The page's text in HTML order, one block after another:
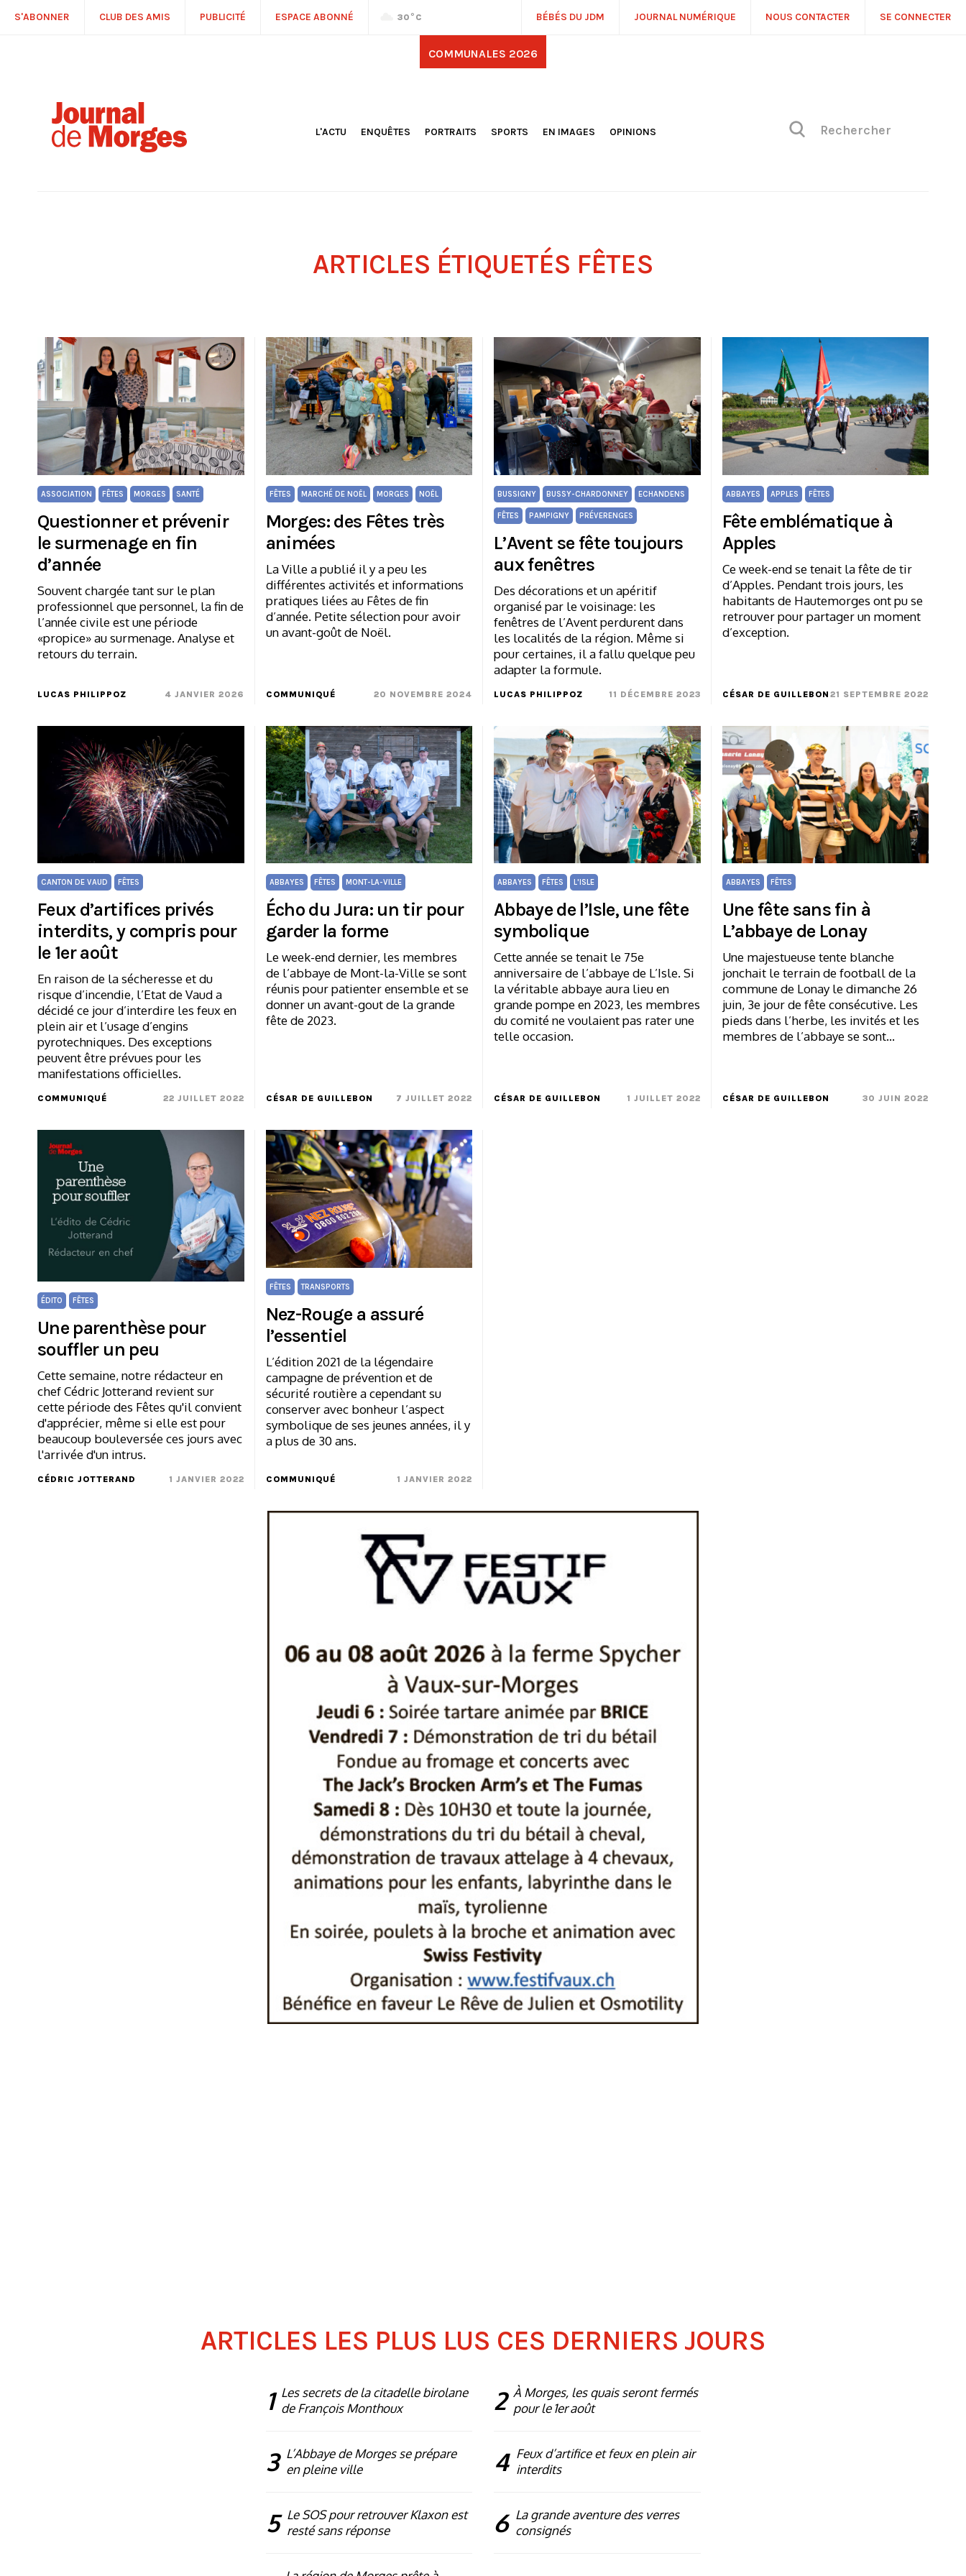
S'ABONNER CLUB DES AMIS PUBLICITÉ ESPACE ABONNÉ 30 °C BÉBÉS DU JDM JOURNAL NUMÉRIQUE NOUS CONTACTER SE CONNECTER
COMMUNALES 2026
L'ACTU
ENQUÊTES PORTRAITS
SPORTS
EN IMAGES
OPINIONS
ARTICLES ÉTIQUETÉS FÊTES
ASSOCIATION FÊTES MORGES SANTÉ
Questionner et prévenir
le surmenage en fin
d’année
Souvent chargée tant sur le plan
professionnel que personnel, la fin de
l’année civile est une période
«propice» au surmenage. Analyse et
retours du terrain.
LUCAS PHILIPPOZ 4 JANVIER 2026
FÊTES MARCHÉ DE NOËL MORGES NOËL
Morges: des Fêtes très
animées
La Ville a publié il y a peu les
différentes activités et informations
pratiques liées au Fêtes de fin
d’année. Petite sélection pour avoir
un avant-goût de Noël.
COMMUNIQUÉ 20 NOVEMBRE 2024
BUSSIGNY BUSSY-CHARDONNEY ECHANDENS
FÊTES PAMPIGNY PRÉVERENGES
L’Avent se fête toujours
aux fenêtres
Des décorations et un apéritif
organisé par le voisinage: les
fenêtres de l’Avent perdurent dans
les localités de la région. Même si
pour certaines, il a fallu quelque peu
adapter la formule.
LUCAS PHILIPPOZ 11 DÉCEMBRE 2023
ABBAYES APPLES FÊTES
Fête emblématique à
Apples
Ce week-end se tenait la fête de tir
d’Apples. Pendant trois jours, les
habitants de Hautemorges ont pu se
retrouver pour partager un moment
d’exception.
CÉSAR DE GUILLEBON 21 SEPTEMBRE 2022
CANTON DE VAUD FÊTES
Feux d’artifices privés
interdits, y compris pour
le 1er août
En raison de la sécheresse et du
risque d’incendie, l’Etat de Vaud a
décidé ce jour d’interdire les feux en
plein air et l’usage d’engins
pyrotechniques. Des exceptions
peuvent être prévues pour les
manifestations officielles.
COMMUNIQUÉ 22 JUILLET 2022
ABBAYES FÊTES MONT-LA-VILLE
Écho du Jura: un tir pour
garder la forme
Le week-end dernier, les membres
de l’abbaye de Mont-la-Ville se sont
réunis pour patienter ensemble et se
donner un avant-gout de la grande
fête de 2023.
CÉSAR DE GUILLEBON 7 JUILLET 2022
ABBAYES FÊTES L'ISLE
Abbaye de l’Isle, une fête
symbolique
Cette année se tenait le 75e
anniversaire de l’abbaye de L’Isle. Si
la véritable abbaye aura lieu en
grande pompe en 2023, les membres
du comité ne voulaient pas rater une
telle occasion.
CÉSAR DE GUILLEBON 1 JUILLET 2022
ABBAYES FÊTES
Une fête sans fin à
L’abbaye de Lonay
Une majestueuse tente blanche
jonchait le terrain de football de la
commune de Lonay le dimanche 26
juin, 3e jour de fête consécutive. Les
pieds dans l’herbe, les invités et les
membres de l’abbaye se sont…
CÉSAR DE GUILLEBON 30 JUIN 2022
ÉDITO FÊTES
Une parenthèse pour
souffler un peu
Cette semaine, notre rédacteur en
chef Cédric Jotterand revient sur
cette période des Fêtes qu'il convient
d'apprécier, même si elle est pour
beaucoup bouleversée ces jours avec
l'arrivée d'un intrus.
CÉDRIC JOTTERAND 1 JANVIER 2022
FÊTES TRANSPORTS
Nez-Rouge a assuré
l’essentiel
L’édition 2021 de la légendaire
campagne de prévention et de
sécurité routière a cependant su
conserver avec bonheur l’aspect
symbolique de ses jeunes années, il y
a plus de 30 ans.
COMMUNIQUÉ 1 JANVIER 2022
ARTICLES LES PLUS LUS CES DERNIERS JOURS
1 Les secrets de la citadelle birolane
de François Monthoux
2 À Morges, les quais seront fermés
pour le 1er août
3 L’Abbaye de Morges se prépare
en pleine ville
4 Feux d’artifice et feux en plein air
interdits
5 Le SOS pour retrouver Klaxon est
resté sans réponse
6 La grande aventure des verres
consignés